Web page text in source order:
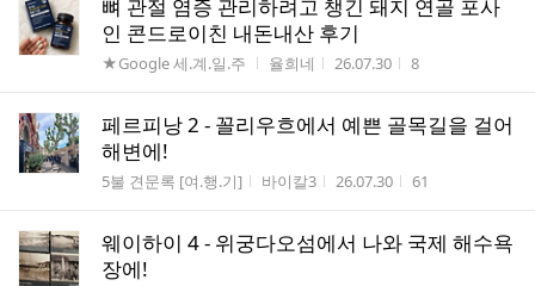
뼈 관절 염증 관리하려고 챙긴 돼지 연골 포사
인 콘드로이친 내돈내산 후기
게시판명
★Google 세.계.일.주 작성자
율희네 작성시간
26.07.30 조회수
8
페르피낭 2 - 꼴리우흐에서 예쁜 골목길을 걸어
해변에!
게시판명
5불 견문록 [여.행.기] 작성자
바이칼3 작성시간
26.07.30 조회수
61
웨이하이 4 - 위궁다오섬에서 나와 국제 해수욕
장에!